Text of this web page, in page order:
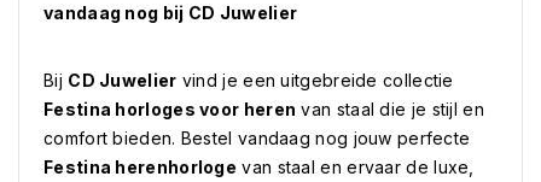
vandaag nog bij CD Juwelier
Bij CD Juwelier vind je een uitgebreide collectie
Festina horloges voor heren van staal die je stijl en
comfort bieden. Bestel vandaag nog jouw perfecte
Festina herenhorloge van staal en ervaar de luxe,